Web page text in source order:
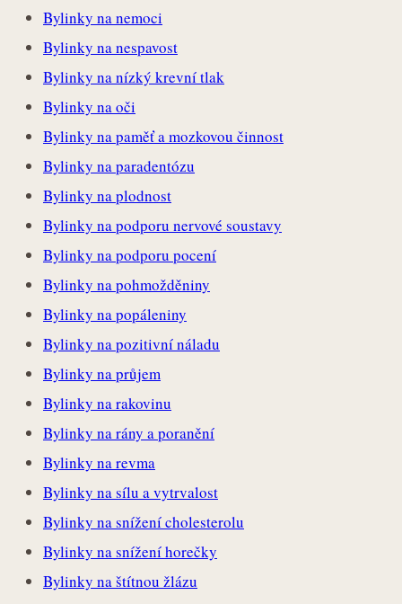
Bylinky na nemoci
Bylinky na nespavost
Bylinky na nízký krevní tlak
Bylinky na oči
Bylinky na paměť a mozkovou činnost
Bylinky na paradentózu
Bylinky na plodnost
Bylinky na podporu nervové soustavy
Bylinky na podporu pocení
Bylinky na pohmožděniny
Bylinky na popáleniny
Bylinky na pozitivní náladu
Bylinky na průjem
Bylinky na rakovinu
Bylinky na rány a poranění
Bylinky na revma
Bylinky na sílu a vytrvalost
Bylinky na snížení cholesterolu
Bylinky na snížení horečky
Bylinky na štítnou žlázu